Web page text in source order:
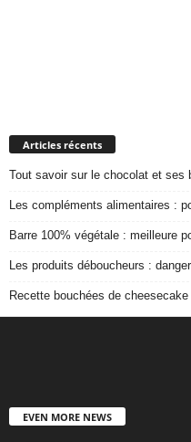
Articles récents
Tout savoir sur le chocolat et ses
Les compléments alimentaires :
Barre 100% végétale : meilleure
Les produits déboucheurs :
Recette bouchées de
EVEN MORE NEWS